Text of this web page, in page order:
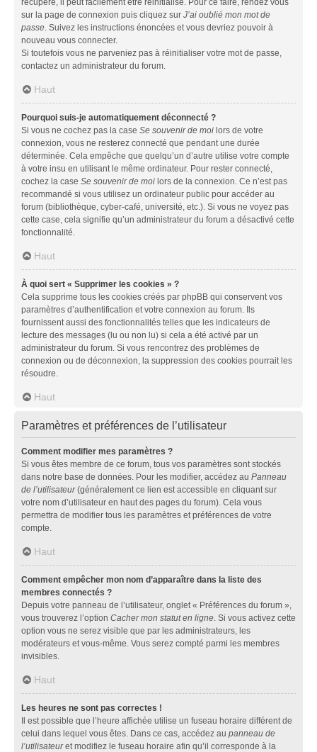
récupéré, il peut facilement être réinitialisé. Pour ce faire, rendez vous
sur la page de connexion puis cliquez sur J’ai oublié mon mot de
passe. Suivez les instructions énoncées et vous devriez pouvoir à
nouveau vous connecter.
Si toutefois vous ne parveniez pas à réinitialiser votre mot de passe,
contactez un administrateur du forum.
Haut
Pourquoi suis-je automatiquement déconnecté ?
Si vous ne cochez pas la case Se souvenir de moi lors de votre
connexion, vous ne resterez connecté que pendant une durée
déterminée. Cela empêche que quelqu’un d’autre utilise votre compte
à votre insu en utilisant le même ordinateur. Pour rester connecté,
cochez la case Se souvenir de moi lors de la connexion. Ce n’est pas
recommandé si vous utilisez un ordinateur public pour accéder au
forum (bibliothèque, cyber-café, université, etc.). Si vous ne voyez pas
cette case, cela signifie qu’un administrateur du forum a désactivé cette
fonctionnalité.
Haut
À quoi sert « Supprimer les cookies » ?
Cela supprime tous les cookies créés par phpBB qui conservent vos
paramètres d’authentification et votre connexion au forum. Ils
fournissent aussi des fonctionnalités telles que les indicateurs de
lecture des messages (lu ou non lu) si cela a été activé par un
administrateur du forum. Si vous rencontrez des problèmes de
connexion ou de déconnexion, la suppression des cookies pourrait les
résoudre.
Haut
Paramètres et préférences de l’utilisateur
Comment modifier mes paramètres ?
Si vous êtes membre de ce forum, tous vos paramètres sont stockés
dans notre base de données. Pour les modifier, accédez au Panneau
de l’utilisateur(généralement ce lien est accessible en cliquant sur
votre nom d’utilisateur en haut des pages du forum). Cela vous
permettra de modifier tous les paramètres et préférences de votre
compte.
Haut
Comment empêcher mon nom d’apparaître dans la liste des
membres connectés ?
Depuis votre panneau de l’utilisateur, onglet « Préférences du forum »,
vous trouverez l’option Cacher mon statut en ligne. Si vous activez cette
option vous ne serez visible que par les administrateurs, les
modérateurs et vous-même. Vous serez compté parmi les membres
invisibles.
Haut
Les heures ne sont pas correctes !
Il est possible que l’heure affichée utilise un fuseau horaire différent de
celui dans lequel vous êtes. Dans ce cas, accédez au panneau de
l’utilisateuret modifiez le fuseau horaire afin qu’il corresponde à la